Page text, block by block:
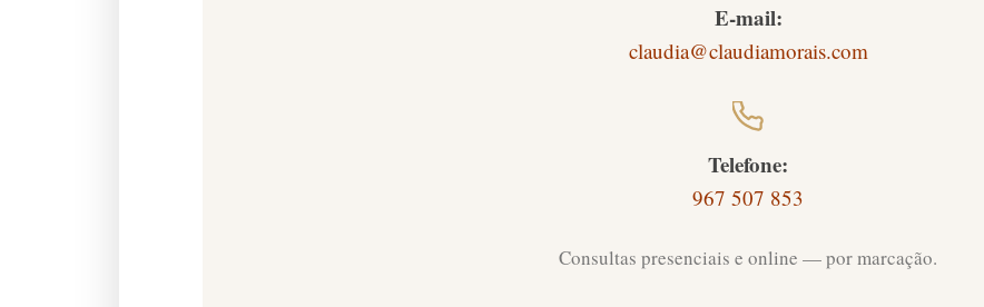
E-mail:
claudia@claudiamorais.com
Telefone:
967 507 853
Consultas presenciais e online — por marcação.